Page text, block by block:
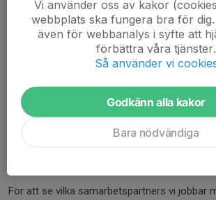
> Club 2012 -
>
>
medlemmarna
För att se vilka samarbetspartners vi jobbar
Vi använder oss av kakor
webbplats ska fungera bra för
även för webbanalys i syfte att
förbättra våra tjänster.
Så använder vi
Godkänn alla kakor
Bara nödvändiga